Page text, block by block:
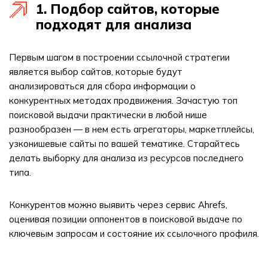
1. Подбор сайтов, которые
подходят для анализа
Первым шагом в построении ссылочной стратегии
является выбор сайтов, которые будут
анализироваться для сбора информации о
конкурентных методах продвижения. Зачастую топ
поисковой выдачи практически в любой нише
разнообразен — в нем есть агрегаторы, маркетплейсы,
узконишевые сайты по вашей тематике. Старайтесь
делать выборку для анализа из ресурсов последнего
типа.
Конкурентов можно выявить через сервис Ahrefs,
оценивая позиции оппонентов в поисковой выдаче по
ключевым запросам и состояние их ссылочного профиля.